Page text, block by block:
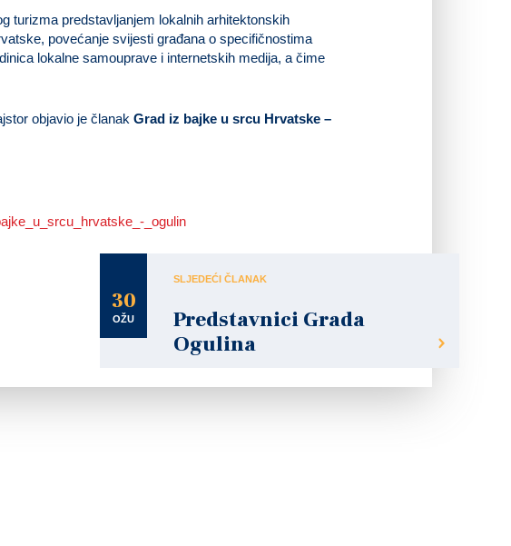
turizma predstavljanjem lokalnih arhitektonskih
povećanje svijesti građana o specifičnostima
lokalne samouprave i internetskih medija, a čime
objavio je članak Grad iz bajke u srcu Hrvatske –
_ogulin
30
OŽU
SLJEDEĆI ČLANAK
Predstavnici Grada
Ogulina